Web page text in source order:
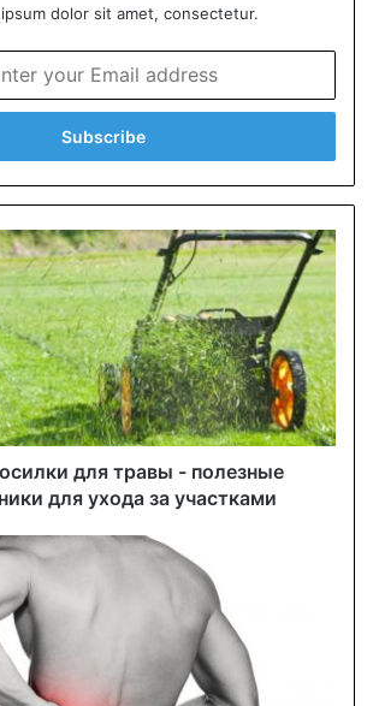
dolor sit amet, consectetur.
для травы - полезные
для ухода за участками